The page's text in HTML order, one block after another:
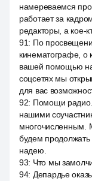
намереваемся
работает за
редакторы, а кое-
91: По
кинематографе, о
вашей помощью
соцсетях мы
для вас
92: Помощи радио.
нашими
многочисленным.
будем продолжать
надею.
93: Что мы
94: Депардье